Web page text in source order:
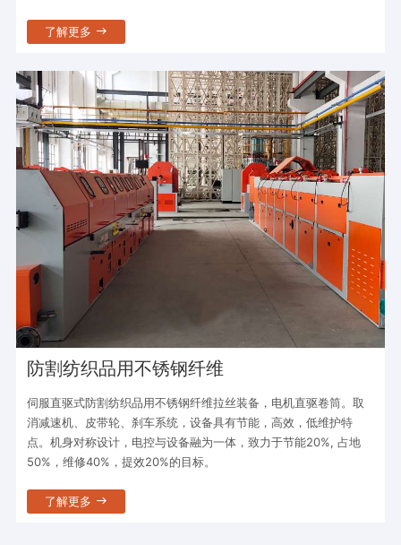
了解更多
防割纺织品用不锈钢纤维
伺服直驱式防割纺织品用不锈钢纤维拉丝装备，电机直驱卷筒。取
消减速机、皮带轮、刹车系统，设备具有节能，高效，低维护特
点。机身对称设计，电控与设备融为一体，致力于节能20%, 占地
50%，维修40%，提效20%的目标。
了解更多